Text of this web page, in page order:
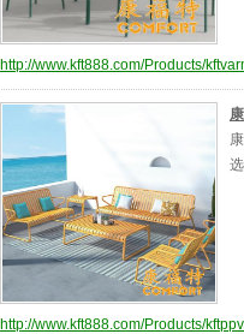
http://www.kft888.com/Products/
http://www.kft888.com/Products/